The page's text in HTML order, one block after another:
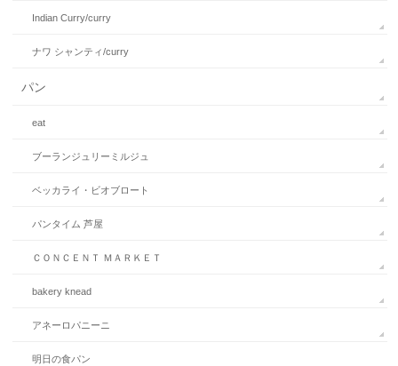
Indian Curry/curry
ナワ シャンティ/curry
パン
eat
ブーランジュリーミルジュ
ベッカライ・ビオブロート
パンタイム 芦屋
ＣＯＮＣＥＮＴ ＭＡＲＫＥＴ
bakery knead
アネーロパニーニ
明日の食パン